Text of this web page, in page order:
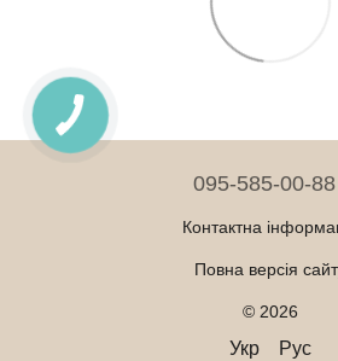
095-585-00-88
Контактна
Повна версія
© 2026
Укр Рус